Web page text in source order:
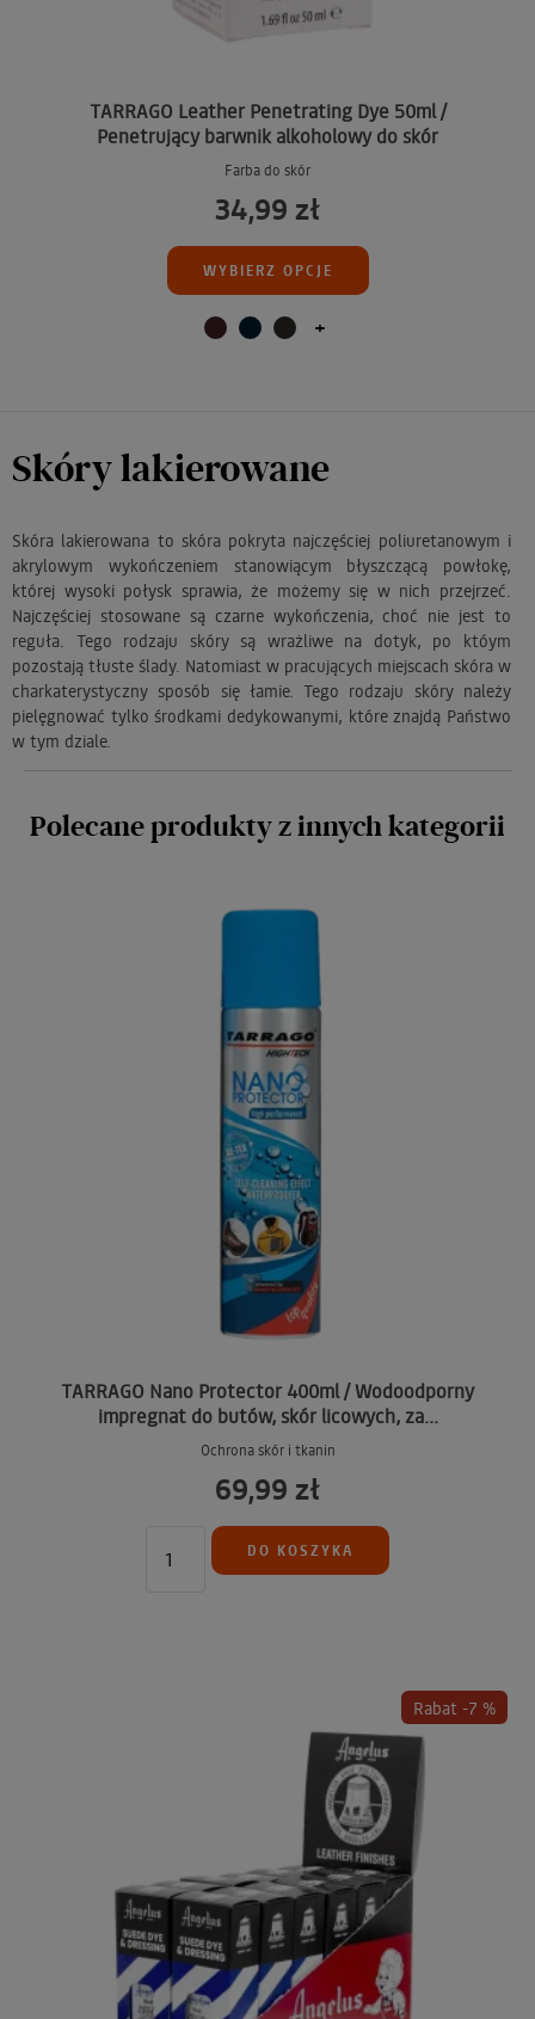
TARRAGO Leather Penetrating Dye 50ml /
Penetrujący barwnik alkoholowy do skór
Farba do skór
34,99 zł
WYBIERZ OPCJE
+
Skóry lakierowane
Skóra lakierowana to skóra pokryta najczęściej poliuretanowym i
akrylowym wykończeniem stanowiącym błyszczącą powłokę,
której wysoki połysk sprawia, że możemy się w nich przejrzeć.
Najczęściej stosowane są czarne wykończenia, choć nie jest to
reguła. Tego rodzaju skóry są wrażliwe na dotyk, po któym
pozostają tłuste ślady. Natomiast w pracujących miejscach skóra w
charkaterystyczny sposób się łamie. Tego rodzaju skóry należy
pielęgnować tylko środkami dedykowanymi, które znajdą Państwo
w tym dziale.
Polecane produkty z innych kategorii
TARRAGO Nano Protector 400ml / Wodoodporny
impregnat do butów, skór licowych, za...
Ochrona skór i tkanin
69,99 zł
DO KOSZYKA
Rabat -7 %